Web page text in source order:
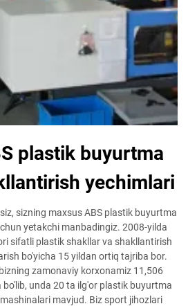
plastik buyurtma
yechimlari
sizning maxsus ABS plastik buyurtma
yetakchi manbadingiz. 2008-yilda
sifatli plastik shakllar va shakllantirish
bo'yicha 15 yildan ortiq tajriba bor.
zamonaviy korxonamiz 11,506
unda 20 ta ilg'or plastik buyurtma
mavjud. Biz sport jihozlari